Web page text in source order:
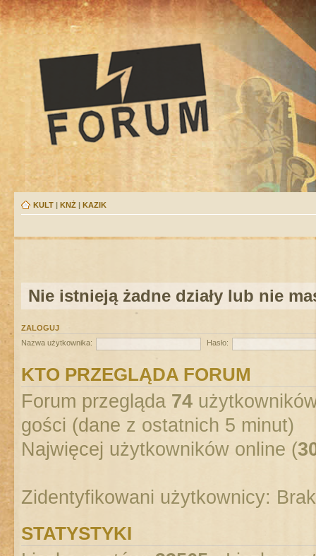
KULT | KNŻ | KAZIK
Nie istnieją żadne działy lub nie
ZALOGUJ
Nazwa użytkownika:
Hasło:
KTO PRZEGLĄDA FORUM
Forum przegląda 74
gości (dane z ostatnich 5 minut)
Najwięcej użytkowników online (
Zidentyfikowani użytkownicy:
STATYSTYKI